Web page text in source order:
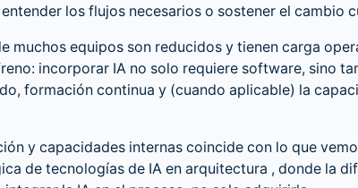
los flujos necesarios o sostener el cambio
muchos equipos son reducidos y tienen carga
incorporar IA no solo requiere software, sino
formación continua y (cuando aplicable) la
y capacidades internas coincide con lo que
de tecnologías de IA en arquitectura , donde la